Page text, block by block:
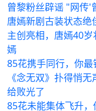
曾黎粉丝辟谣 "网传'
唐嫣新剧古装状态
主创亮相，唐嫣40
嫣
85花携手同行，你最
《念无双》扑得悄
给败光了
85花未能集体飞升